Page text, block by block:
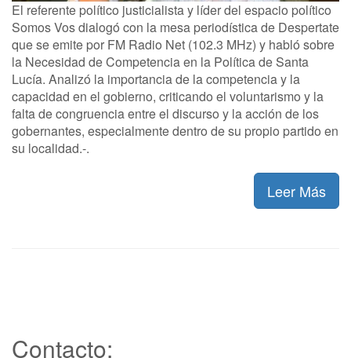
El referente político justicialista y líder del espacio político
Somos Vos dialogó con la mesa periodística de Despertate
que se emite por FM Radio Net (102.3 MHz) y habló sobre
la Necesidad de Competencia en la Política de Santa
Lucía. Analizó la importancia de la competencia y la
capacidad en el gobierno, criticando el voluntarismo y la
falta de congruencia entre el discurso y la acción de los
gobernantes, especialmente dentro de su propio partido en
su localidad.-.
Leer Más
Contacto: